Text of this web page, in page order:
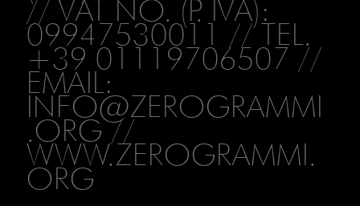
// VAT NO. (P. IVA):
09947530011 // TEL.
+39 01119706507 //
EMAIL:
INFO@ZEROGRAMMI
.ORG//
WWW.ZEROGRAMMI.
ORG